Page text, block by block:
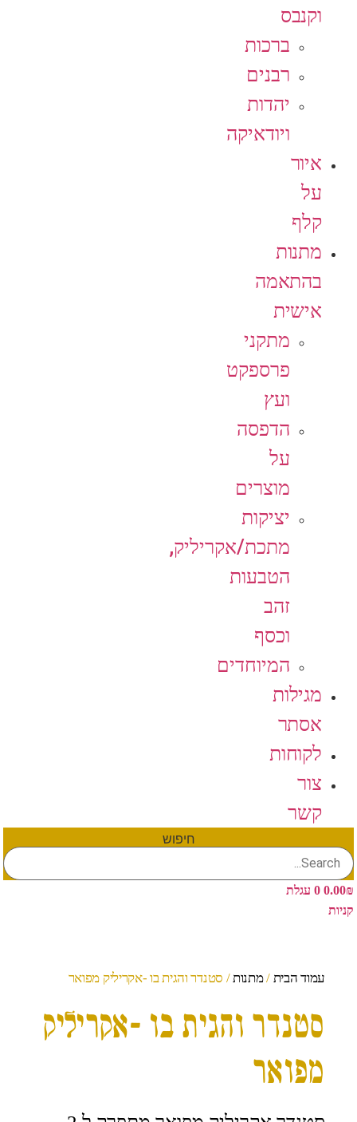
וקנבס
ברכות
רבנים
יהדות
ויודאיקה
איור
על
קלף
מתנות
בהתאמה
אישית
מתקני
פרספקט
ועץ
הדפסה
על
מוצרים
יציקות
מתכת/אקריליק,
הטבעות
זהב
וכסף
המיוחדים
מגילות
אסתר
לקוחות
צור
קשר
חיפוש
0.00₪
0 עגלת
קניות
עמוד הבית /מתנות/ סטנדר והגית בו -אקריליק מפואר
סטנדר והגית בו -אקריליק
מפואר